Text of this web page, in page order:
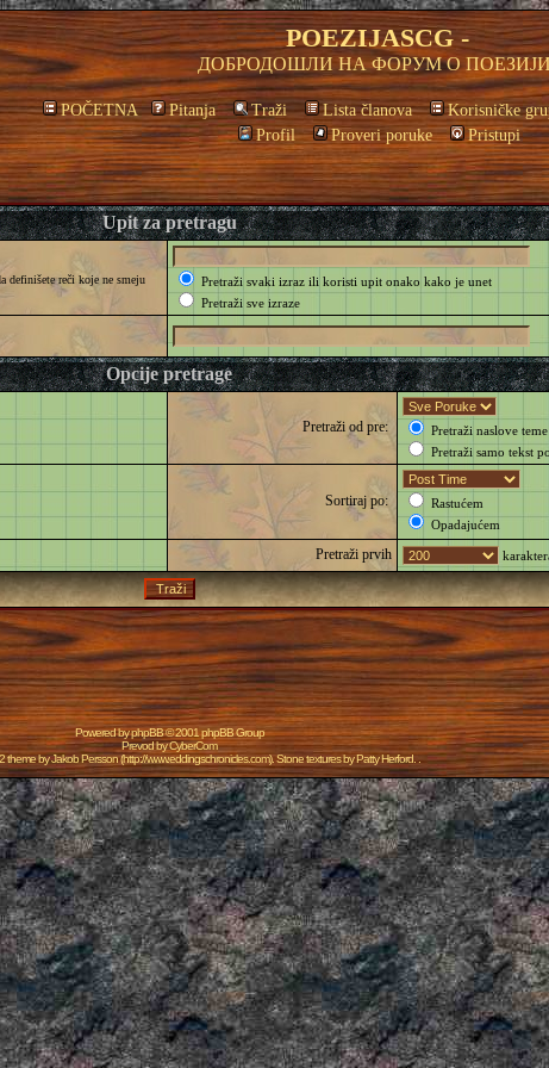
POEZIJASCG -
ДОБРОДОШЛИ НА ФОРУМ О
POČETNA Pitanja Traži Lista članova Korisničke
Profil
Proveri poruke Pristupi
Upit za pretragu
definišete reči koje ne smeju
Pretraži svaki izraz ili koristi upit onako kako je unet
Pretraži sve izraze
Opcije pretrage
Pretraži od pre:
Pretraži naslove
Pretraži samo tekst
Sortiraj po:
Rastućem
Opadajućem
Pretraži prvih
Powered byphpBB© 2001 phpBB Group
Prevod byCyberCom
theme byJakob Persson(http://www.eddingschronicles.com). Stone textures byPatty Herford. .